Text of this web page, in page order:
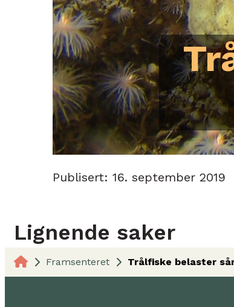
Publisert: 16. september 2019
Lignende saker
Framsenteret Trålfiske belaster